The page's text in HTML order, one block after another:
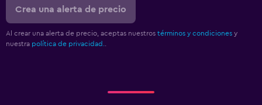
Crea una alerta de precio
Al crear una alerta de precio, aceptas nuestros términos y condiciones y
nuestra política de privacidad.